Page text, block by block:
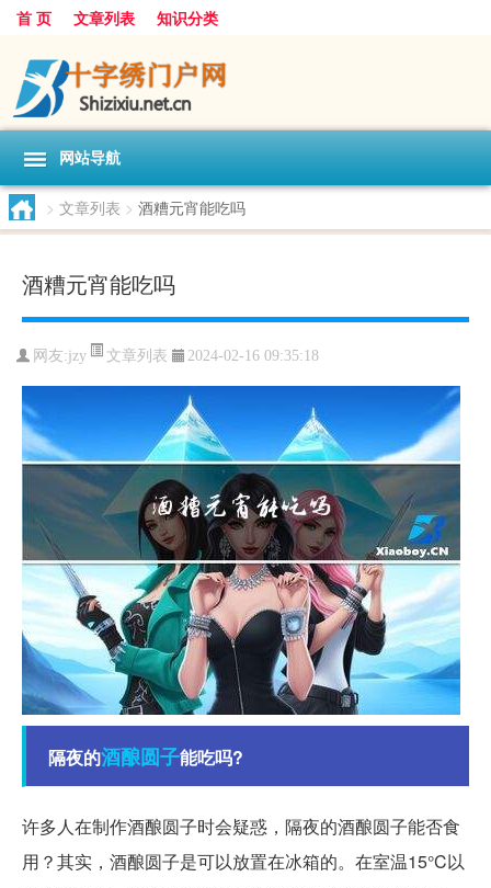
首 页 文章列表 知识分类
网站导航
> 文章列表 > 酒糟元宵能吃吗
酒糟元宵能吃吗
网友:jzy 文章列表 2024-02-16 09:35:18
隔夜的酒酿圆子能吃吗?
许多人在制作酒酿圆子时会疑惑，隔夜的酒酿圆子能否食
用？其实，酒酿圆子是可以放置在冰箱的。在室温15°C以